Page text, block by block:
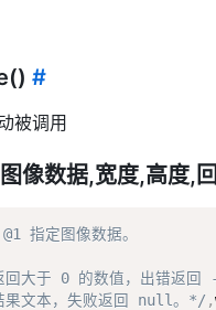
#
被调用
像数据,宽度,高度,
指定图像数据。
回大于 0 的数值，出错返
果文本，失败返回 null。*/ ,